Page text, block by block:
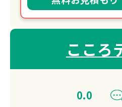
こころ
0.0